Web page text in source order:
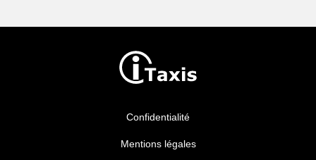
Confidentialité
Mentions légales